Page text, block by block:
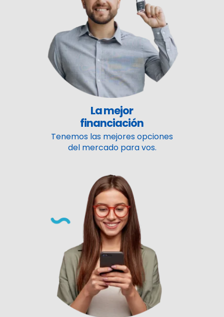
La mejor
financiación
Tenemos las mejores opciones
del mercado para vos.